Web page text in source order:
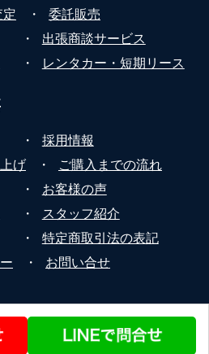
定 ・
委託販売
・
出張商談サービス
・ レンタカー・短期リース
・
採用情報
げ ・
ご購入までの流れ
・
お客様の声
・
スタッフ紹介
・
特定商取引法の表記
・
お問い合せ
STEERLINK Co.,Ltd